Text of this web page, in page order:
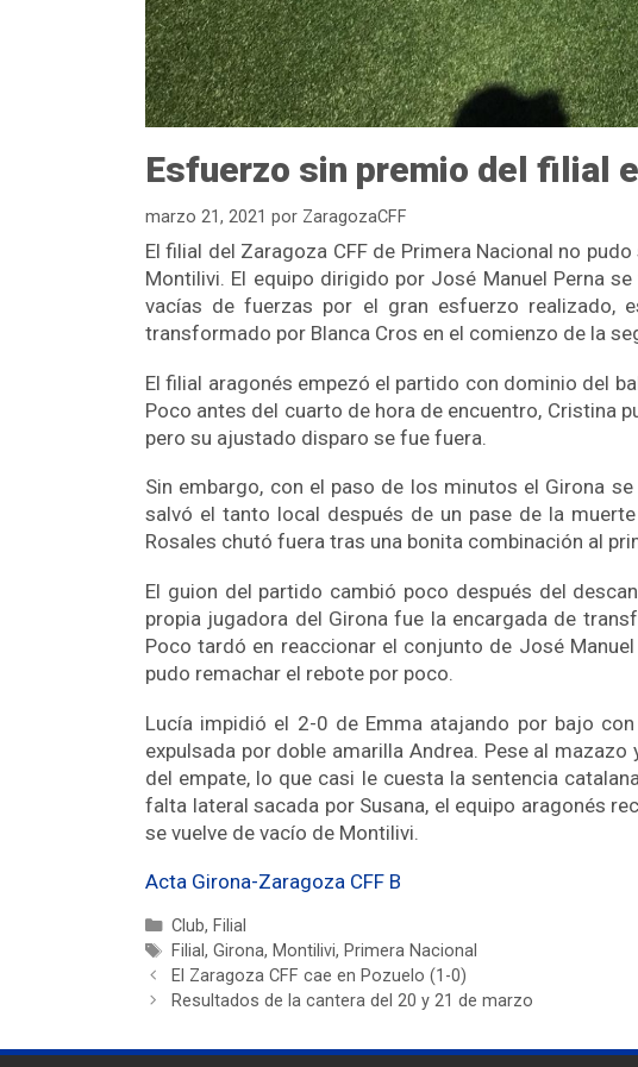
Esfuerzo sin premio del filial
marzo 21, 2021 por ZaragozaCFF
El filial del Zaragoza CFF de Primera Nacional no
Montilivi. El equipo dirigido por José Manuel Perna
vacías de fuerzas por el gran esfuerzo realizado,
transformado por Blanca Cros en el comienzo de la
El filial aragonés empezó el partido con dominio del
Poco antes del cuarto de hora de encuentro, Cristina
pero su ajustado disparo se fue fuera.
Sin embargo, con el paso de los minutos el Girona
salvó el tanto local después de un pase de la
Rosales chutó fuera tras una bonita combinación al
El guion del partido cambió poco después del
propia jugadora del Girona fue la encargada de
Poco tardó en reaccionar el conjunto de José
pudo remachar el rebote por poco.
Lucía impidió el 2-0 de Emma atajando por bajo
expulsada por doble amarilla Andrea. Pese al
del empate, lo que casi le cuesta la sentencia
falta lateral sacada por Susana, el equipo aragonés
se vuelve de vacío de Montilivi.
Acta Girona-Zaragoza CFF B
Club, Filial
Filial, Girona, Montilivi, Primera Nacional
El Zaragoza CFF cae en Pozuelo (1-0)
Resultados de la cantera del 20 y 21 de marzo